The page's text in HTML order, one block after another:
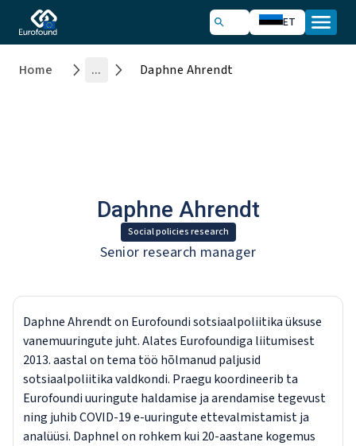
ET
Home ... Daphne Ahrendt
Social policies research
Daphne Ahrendt
Senior research manager
Daphne Ahrendt on Eurofoundi sotsiaalpoliitika üksuse
vanemuuringute juht. Alates Eurofoundiga liitumisest
2013. aastal on tema töö hõlmanud paljusid
sotsiaalpoliitika valdkondi. Praegu koordineerib ta
Eurofoundi uuringute haldamise ja arendamise tegevust
ning juhib COVID-19 e-uuringute ettevalmistamist ja
analüüsi. Daphnel on rohkem kui 20-aastane kogemus